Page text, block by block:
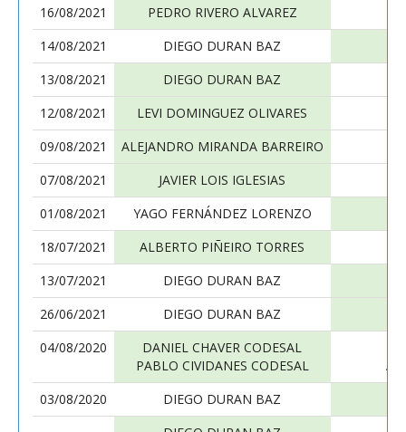
16/08/2021
PEDRO RIVERO ALVAREZ
14/08/2021
DIEGO DURAN BAZ
13/08/2021
DIEGO DURAN BAZ
12/08/2021
LEVI DOMINGUEZ OLIVARES
09/08/2021
ALEJANDRO MIRANDA BARREIRO
07/08/2021
JAVIER LOIS IGLESIAS
01/08/2021
YAGO FERNÁNDEZ LORENZO
18/07/2021
ALBERTO PIÑEIRO TORRES
13/07/2021
DIEGO DURAN BAZ
26/06/2021
DIEGO DURAN BAZ
04/08/2020
DANIEL CHAVER CODESAL
PABLO CIVIDANES CODESAL
03/08/2020
DIEGO DURAN BAZ